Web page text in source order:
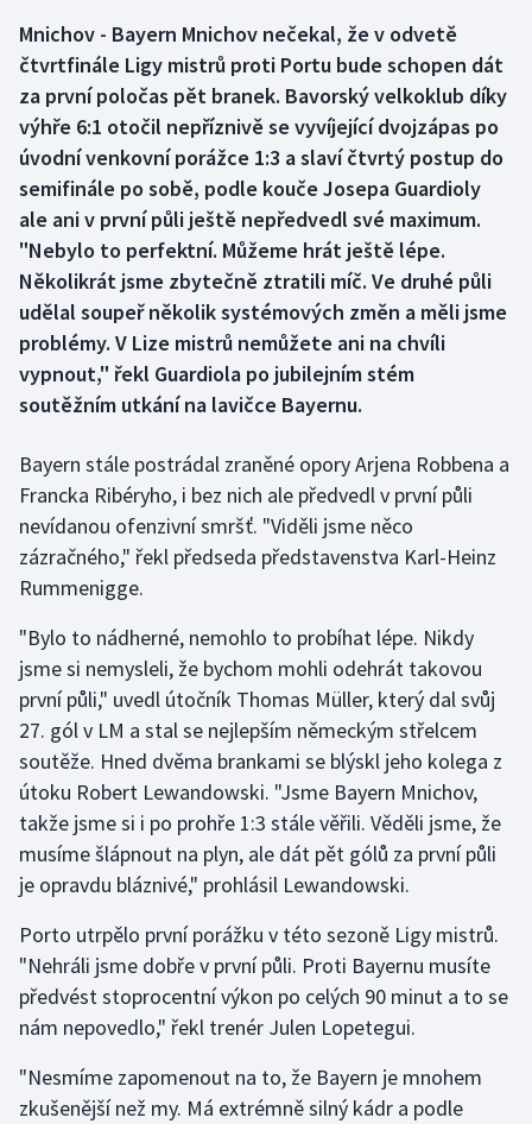
Box
Curling
Dostihy
Florbal
Futsal
Golf
Gymnastika
Házená
Jezdectví
Judo
Krasobruslení
Lezení
Lyže a snowboard
Moderní pětiboj
Motorsport
Olympijské hry
Parasport
Plavání
Plážový volejbal
Mnichov - Bayern Mnichov nečekal, že v odvetě
čtvrtfinále Ligy mistrů proti Portu bude schopen dát
za první poločas pět branek. Bavorský velkoklub díky
výhře 6:1 otočil nepříznivě se vyvíjející dvojzápas po
úvodní venkovní porážce 1:3 a slaví čtvrtý postup do
semifinále po sobě, podle kouče Josepa Guardioly
ale ani v první půli ještě nepředvedl své maximum.
"Nebylo to perfektní. Můžeme hrát ještě lépe.
Několikrát jsme zbytečně ztratili míč. Ve druhé půli
udělal soupeř několik systémových změn a měli jsme
problémy. V Lize mistrů nemůžete ani na chvíli
vypnout," řekl Guardiola po jubilejním stém
soutěžním utkání na lavičce Bayernu.
Bayern stále postrádal zraněné opory Arjena Robbena a
Francka Ribéryho, i bez nich ale předvedl v první půli
nevídanou ofenzivní smršť. "Viděli jsme něco
zázračného," řekl předseda představenstva Karl-Heinz
Rummenigge.
"Bylo to nádherné, nemohlo to probíhat lépe. Nikdy
jsme si nemysleli, že bychom mohli odehrát takovou
první půli," uvedl útočník Thomas Müller, který dal svůj
27. gól v LM a stal se nejlepším německým střelcem
soutěže. Hned dvěma brankami se blýskl jeho kolega z
útoku Robert Lewandowski. "Jsme Bayern Mnichov,
takže jsme si i po prohře 1:3 stále věřili. Věděli jsme, že
musíme šlápnout na plyn, ale dát pět gólů za první půli
je opravdu bláznivé," prohlásil Lewandowski.
Porto utrpělo první porážku v této sezoně Ligy mistrů.
"Nehráli jsme dobře v první půli. Proti Bayernu musíte
předvést stoprocentní výkon po celých 90 minut a to se
nám nepovedlo," řekl trenér Julen Lopetegui.
"Nesmíme zapomenout na to, že Bayern je mnohem
zkušenější než my. Má extrémně silný kádr a podle